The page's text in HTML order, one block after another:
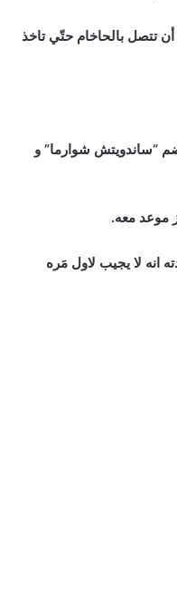
تتصل بالحاخام حتّي تاخذ
“ساندويتش شوارما” و
موعد معه.
انه لا يجيب لاول مَره